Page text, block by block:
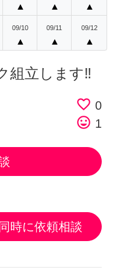
▲ ▲ ▲
09/10
▲
09/11
▲
09/12
▲
組立します‼︎
favorite_border 0
tag_faces 1
時に依頼相談